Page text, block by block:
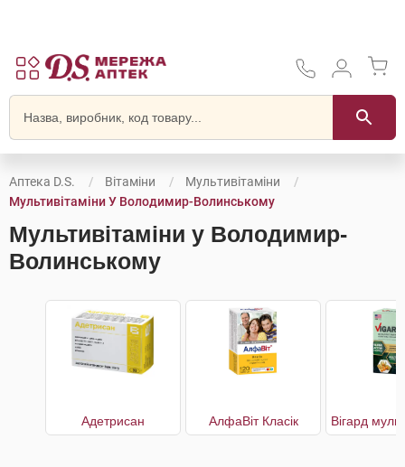
Аптека D.S. Вітаміни
Мультивітаміни
Мультивітаміни У Володимир-Волинському
Мультивітаміни у Володимир-
Волинському
Адетрисан АлфаВіт Класік